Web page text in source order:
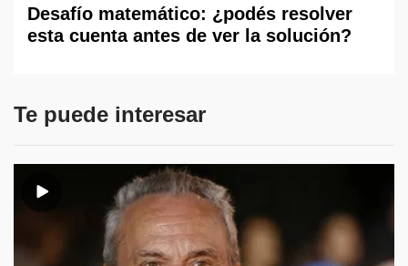
Desafío matemático: ¿podés resolver
esta cuenta antes de ver la solución?
Te puede interesar